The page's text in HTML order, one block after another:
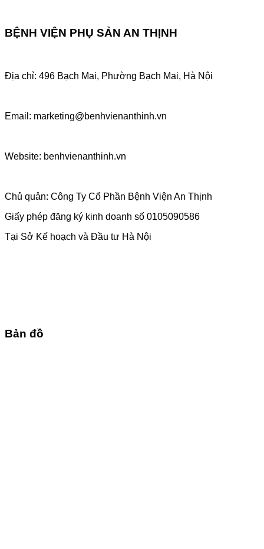
BỆNH VIỆN PHỤ SẢN AN THỊNH
Địa chỉ: 496 Bạch Mai, Phường Bạch Mai, Hà Nội
Email: marketing@benhvienanthinh.vn
Website: benhvienanthinh.vn
Chủ quản: Công Ty Cổ Phần Bệnh Viện An Thịnh
Giấy phép đăng ký kinh doanh số 0105090586
Tại Sở Kế hoạch và Đầu tư Hà Nội
Bản đồ